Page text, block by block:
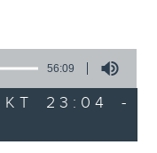
56:09
23:04 -